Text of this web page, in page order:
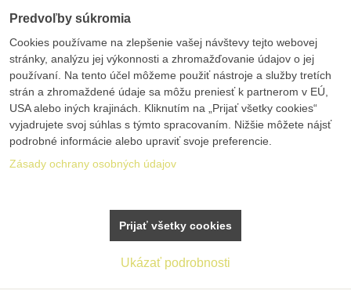
Predvoľby súkromia
Cookies používame na zlepšenie vašej návštevy tejto webovej
stránky, analýzu jej výkonnosti a zhromažďovanie údajov o jej
používaní. Na tento účel môžeme použiť nástroje a služby tretích
strán a zhromaždené údaje sa môžu preniesť k partnerom v EÚ,
USA alebo iných krajinách. Kliknutím na „Prijať všetky cookies“
vyjadrujete svoj súhlas s týmto spracovaním. Nižšie môžete nájsť
podrobné informácie alebo upraviť svoje preferencie.
Zásady ochrany osobných údajov
Ukázať podrobnosti
Prijať všetky cookies